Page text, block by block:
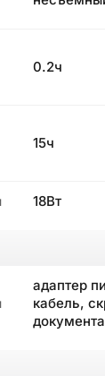
0.2ч
15ч
18Вт
адаптер
кабель,